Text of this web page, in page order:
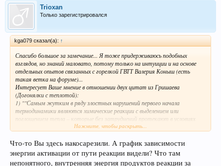
Trioxan
Только зарегистрировался
kga079 сказал(а): ↑
Спасибо большое за замечание... Я тоже придерживаюсь подобных
взглядов, но знаний маловато, потому только на интуиции и на основе
отдельных опытов связанных с горелкой ГВТТ Валерия Коныш (есть
такая ветка на форуме)...
Интересует Ваше мнение в отношении двух цитат из Гришаева
(Догонялки с теплотой):
1) ""Самым жутким в ряду злостных нарушений первого начала
термодинамики являются химические реакции с выделением или
поглощением тепла – которые без затруднений протекают в условиях
термоизоляции от окружающей среды. Вот, скажем, начинается
мешает. Ладно, греет зона реакции саму себя, не пропадать же добру.
Но, в случае реакции с поглощением тепла, всё получается гораздо веселее
– неоткуда его поглощать в условиях термоизоляции. Каков смысл
Нажмите, чтобы раскрыть...
Что-то Вы здесь накосарезили. А график зависимости
энергии активации от пути реакции видели? Что там
непонятного, внутренняя энергия продуктов реакции за